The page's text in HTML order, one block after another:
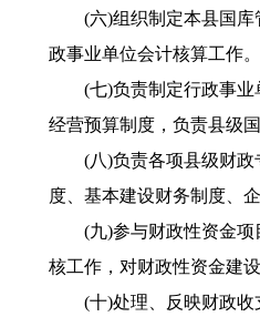
(六)组织制定本县国库管
政事业单位会计核算工作。
(七)负责制定行政事业单
经营预算制度，负责县级
(八)负责各项县级财政专
度、基本建设财务制度、
(九)参与财政性资金项目
核工作，对财政性资金建
(十)处理、反映财政收支